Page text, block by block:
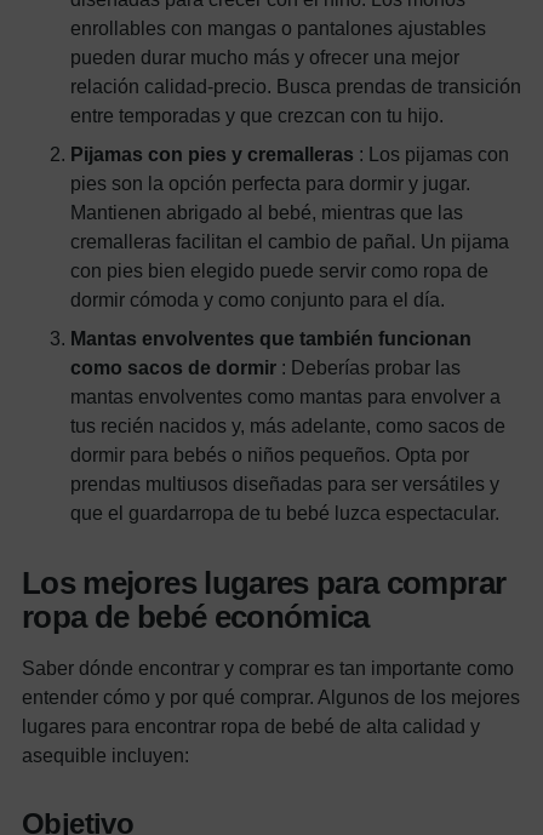
enrollables con mangas o pantalones ajustables
pueden durar mucho más y ofrecer una mejor
relación calidad-precio. Busca prendas de transición
entre temporadas y que crezcan con tu hijo.
Pijamas con pies y cremalleras : Los pijamas con
pies son la opción perfecta para dormir y jugar.
Mantienen abrigado al bebé, mientras que las
cremalleras facilitan el cambio de pañal. Un pijama
con pies bien elegido puede servir como ropa de
dormir cómoda y como conjunto para el día.
Mantas envolventes que también funcionan
como sacos de dormir : Deberías probar las
mantas envolventes como mantas para envolver a
tus recién nacidos y, más adelante, como sacos de
dormir para bebés o niños pequeños. Opta por
prendas multiusos diseñadas para ser versátiles y
que el guardarropa de tu bebé luzca espectacular.
Los mejores lugares para comprar
ropa de bebé económica
Saber dónde encontrar y comprar es tan importante como
entender cómo y por qué comprar. Algunos de los mejores
lugares para encontrar ropa de bebé de alta calidad y
asequible incluyen:
Objetivo